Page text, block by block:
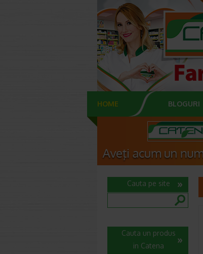
HOME BLOGURI
Cauta pe site
Cauta un produs
in Catena